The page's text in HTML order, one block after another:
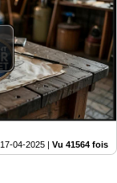
17-04-2025| Vu 41564 fois